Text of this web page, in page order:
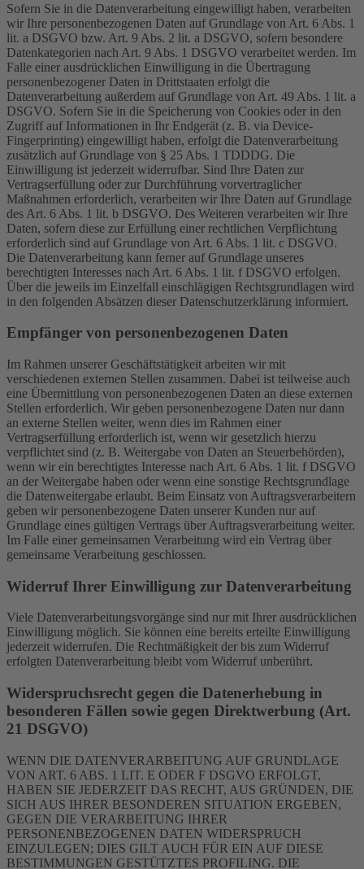
Sofern Sie in die Datenverarbeitung eingewilligt haben, verarbeiten
wir Ihre personenbezogenen Daten auf Grundlage von Art. 6 Abs. 1
lit. a DSGVO bzw. Art. 9 Abs. 2 lit. a DSGVO, sofern besondere
Datenkategorien nach Art. 9 Abs. 1 DSGVO verarbeitet werden. Im
Falle einer ausdrücklichen Einwilligung in die Übertragung
personenbezogener Daten in Drittstaaten erfolgt die
Datenverarbeitung außerdem auf Grundlage von Art. 49 Abs. 1 lit. a
DSGVO. Sofern Sie in die Speicherung von Cookies oder in den
Zugriff auf Informationen in Ihr Endgerät (z. B. via Device-
Fingerprinting) eingewilligt haben, erfolgt die Datenverarbeitung
zusätzlich auf Grundlage von § 25 Abs. 1 TDDDG. Die
Einwilligung ist jederzeit widerrufbar. Sind Ihre Daten zur
Vertragserfüllung oder zur Durchführung vorvertraglicher
Maßnahmen erforderlich, verarbeiten wir Ihre Daten auf Grundlage
des Art. 6 Abs. 1 lit. b DSGVO. Des Weiteren verarbeiten wir Ihre
Daten, sofern diese zur Erfüllung einer rechtlichen Verpflichtung
erforderlich sind auf Grundlage von Art. 6 Abs. 1 lit. c DSGVO.
Die Datenverarbeitung kann ferner auf Grundlage unseres
berechtigten Interesses nach Art. 6 Abs. 1 lit. f DSGVO erfolgen.
Über die jeweils im Einzelfall einschlägigen Rechtsgrundlagen wird
in den folgenden Absätzen dieser Datenschutzerklärung informiert.
Empfänger von personenbezogenen Daten
Im Rahmen unserer Geschäftstätigkeit arbeiten wir mit
verschiedenen externen Stellen zusammen. Dabei ist teilweise auch
eine Übermittlung von personenbezogenen Daten an diese externen
Stellen erforderlich. Wir geben personenbezogene Daten nur dann
an externe Stellen weiter, wenn dies im Rahmen einer
Vertragserfüllung erforderlich ist, wenn wir gesetzlich hierzu
verpflichtet sind (z. B. Weitergabe von Daten an Steuerbehörden),
wenn wir ein berechtigtes Interesse nach Art. 6 Abs. 1 lit. f DSGVO
an der Weitergabe haben oder wenn eine sonstige Rechtsgrundlage
die Datenweitergabe erlaubt. Beim Einsatz von Auftragsverarbeitern
geben wir personenbezogene Daten unserer Kunden nur auf
Grundlage eines gültigen Vertrags über Auftragsverarbeitung weiter.
Im Falle einer gemeinsamen Verarbeitung wird ein Vertrag über
gemeinsame Verarbeitung geschlossen.
Widerruf Ihrer Einwilligung zur Datenverarbeitung
Viele Datenverarbeitungsvorgänge sind nur mit Ihrer ausdrücklichen
Einwilligung möglich. Sie können eine bereits erteilte Einwilligung
jederzeit widerrufen. Die Rechtmäßigkeit der bis zum Widerruf
erfolgten Datenverarbeitung bleibt vom Widerruf unberührt.
Widerspruchsrecht gegen die Datenerhebung in
besonderen Fällen sowie gegen Direktwerbung (Art.
21 DSGVO)
WENN DIE DATENVERARBEITUNG AUF GRUNDLAGE
VON ART. 6 ABS. 1 LIT. E ODER F DSGVO ERFOLGT,
HABEN SIE JEDERZEIT DAS RECHT, AUS GRÜNDEN, DIE
SICH AUS IHRER BESONDEREN SITUATION ERGEBEN,
GEGEN DIE VERARBEITUNG IHRER
PERSONENBEZOGENEN DATEN WIDERSPRUCH
EINZULEGEN; DIES GILT AUCH FÜR EIN AUF DIESE
BESTIMMUNGEN GESTÜTZTES PROFILING. DIE